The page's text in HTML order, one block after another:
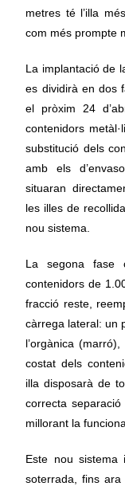
metres té l’illa
com més prompte
La implantació de
es dividirà en dos
el pròxim 24
contenidors
substitució dels
amb els
situaran
les illes de
nou sistema.
La segona fase
contenidors de
fracció reste,
càrrega lateral: un
l’orgànica
costat dels
illa disposarà de
correcta
millorant la
Este nou sistema
soterrada, fins ara